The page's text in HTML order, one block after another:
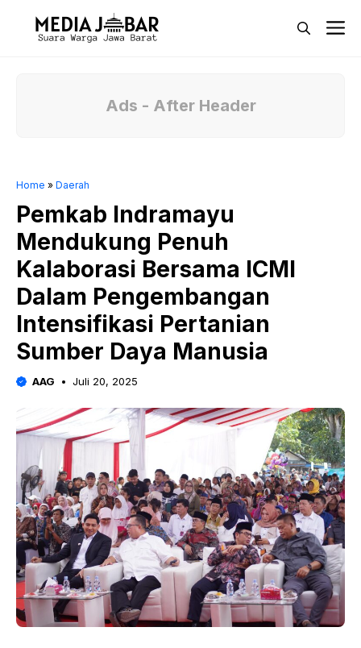
Ads - After Header
Home » Daerah
Pemkab Indramayu
Mendukung Penuh
Kalaborasi Bersama ICMI
Dalam Pengembangan
Intensifikasi Pertanian
Sumber Daya Manusia
AAG Juli 20, 2025